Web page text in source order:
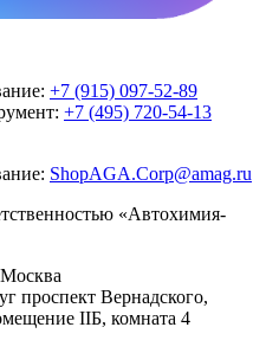
+7 (915) 097-52-89
+7 (495) 720-54-13
ShopAGA.Corp@amag.ru
«Автохимия-
проспект Вернадского,
IIБ, комната 4